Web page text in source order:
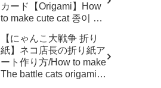
カード【Origami】How
to make cute cat 종이 접
ン トトロ Totoro 万圣
节 小猫咪 Halloween -
hana's channel
【にゃんこ大戦争 折り
紙】ネコ店長の折り紙ア
ート作り方/How to make
The battle cats origami